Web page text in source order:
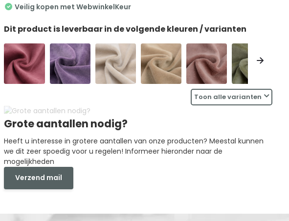
Veilig kopen met WebwinkelKeur
Dit product is leverbaar in de volgende kleuren / varianten
Toon alle varianten
Grote aantallen nodig?
Heeft u interesse in grotere aantallen van onze producten? Meestal kunnen
we dit zeer spoedig voor u regelen! Informeer hieronder naar de
mogelijkheden
Verzend mail